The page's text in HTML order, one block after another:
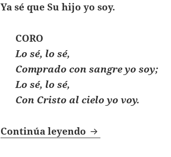
Ya sé que Su hijo yo soy.
CORO
Lo sé, lo sé,
Comprado con sangre yo soy;
Lo sé, lo sé,
Con Cristo al cielo yo voy.
Continúa leyendo Comprado Con